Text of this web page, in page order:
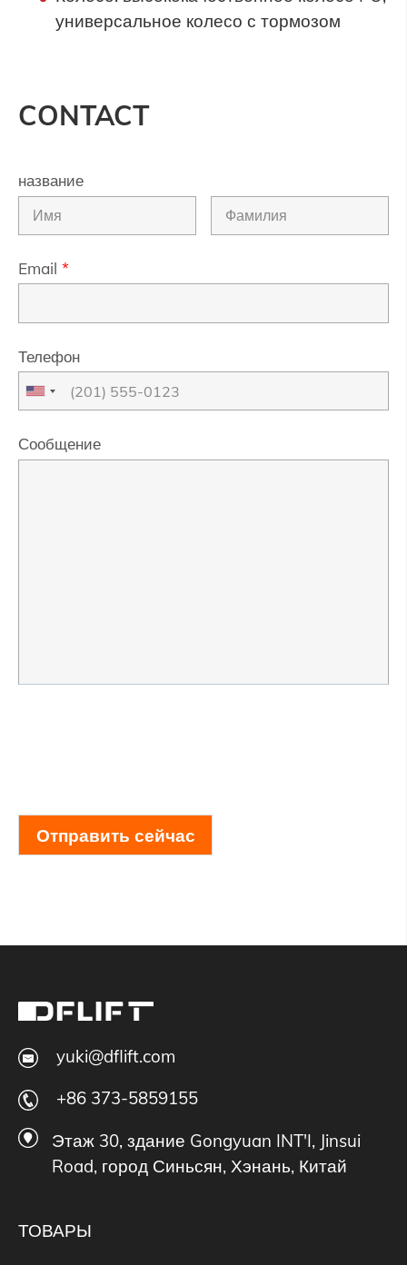
универсальное колесо с тормозом
CONTACT
название
Email *
Телефон
Сообщение
Отправить сейчас
yuki@dflift.com
+86 373-5859155
Этаж 30, здание Gongyuan INT'I, Jinsui
Road, город Синьсян, Хэнань, Китай
ТОВАРЫ